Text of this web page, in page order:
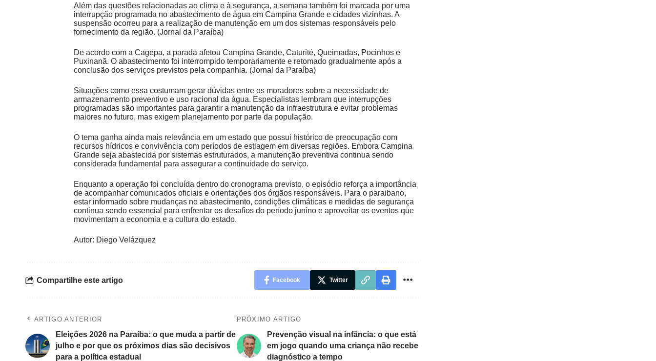
Além das questões relacionadas ao clima e à segurança, a semana também foi marcada por uma
interrupção programada no abastecimento de água em Campina Grande e cidades vizinhas. A
suspensão ocorreu para a realização de manutenção em um dos sistemas responsáveis pelo
fornecimento da região. (Jornal da Paraíba)
De acordo com a Cagepa, a parada afetou Campina Grande, Caturité, Queimadas, Pocinhos e
Puxinanã. O abastecimento foi interrompido temporariamente e retomado gradualmente após a
conclusão dos serviços previstos pela companhia. (Jornal da Paraíba)
Situações como essa costumam gerar dúvidas entre os moradores sobre a necessidade de
armazenamento preventivo e uso racional da água. Especialistas lembram que interrupções
programadas são importantes para garantir a manutenção da infraestrutura e evitar problemas
maiores no futuro, mas exigem planejamento por parte da população.
O tema ganha ainda mais relevância em um estado que possui histórico de preocupação com
recursos hídricos e convivência com períodos de estiagem em diversas regiões. Embora Campina
Grande seja abastecida por sistemas estruturados, a manutenção preventiva continua sendo
considerada fundamental para assegurar a continuidade do serviço.
Enquanto a operação foi concluída dentro do cronograma previsto, o episódio reforça a importância
de acompanhar comunicados oficiais e orientações dos órgãos responsáveis. Para o paraibano,
estar informado sobre mudanças no abastecimento, condições climáticas e medidas de segurança
continua sendo essencial para enfrentar os desafios do período junino e aproveitar os eventos que
movimentam a economia e a cultura do estado.
Autor: Diego Velázquez
Compartilhe este artigo Facebook Twitter
ARTIGO ANTERIOR
Eleições 2026 na Paraíba: o que muda a partir de
julho e por que os próximos dias são decisivos
para a política estadual
PRÓXIMO ARTIGO
Prevenção visual na infância: o que está
em jogo quando uma criança não recebe
diagnóstico a tempo